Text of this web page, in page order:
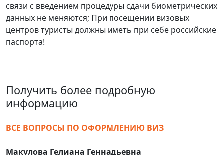
связи с введением процедуры сдачи биометрических
данных не меняются; При посещении визовых
центров туристы должны иметь при себе российские
паспорта!
Получить более подробную
информацию
ВСЕ ВОПРОСЫ ПО ОФОРМЛЕНИЮ ВИЗ
Макулова Гелиана Геннадьевна